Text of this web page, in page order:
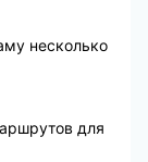
несколько
для